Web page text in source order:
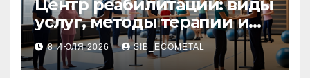
Центр реабилитации: виды
услуг, методы терапии и
критерии качества
8 ИЮЛЯ 2026 SIB_ECOMETAL